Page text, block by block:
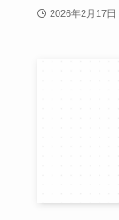
2026年2月17日